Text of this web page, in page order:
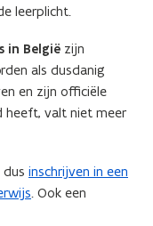
leerplicht.
in België zijn
als dusdanig
en zijn officiële
heeft, valt niet meer
inschrijven in een
. Ook een